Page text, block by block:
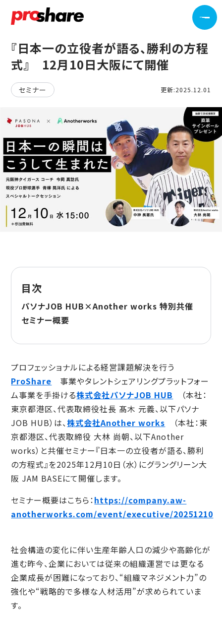
『日本一の立役者が語る、勝利の方程
式』 12月10日大阪にて開催
セミナー 更新:2025.12.01
目次
パソナJOB HUB×Another works 特別共催
セミナー概要
プロフェッショナルによる経営課題解決を行う
ProShare
事業やタレントシェアリングプラットフォー
ム事業を手掛ける株式会社パソナJOB HUB
（本社：
東京都港区、代表取締役社長 髙木 元義、以下パソナ
JOB HUB）は、株式会社Another works
（本社：東
京都港区、代表取締役 大林 尚朝、以下Another
works）と共催セミナー『日本一の立役者が語る、勝利
の方程式』を2025年12月10日（水）にグラングリーン大
阪 JAM BASEにて開催します。
セミナー概要はこちら：https://company.aw-
anotherworks.com/event/executive/20251210
社会構造の変化に伴い生産年齢人口の減少や高齢化が
進む昨今、企業においては従来の組織運営では更なる
企業成長が困難になっており、“組織マネジメント力”の
強化や“戦略的で多様な人材活用”が求められていま
す。